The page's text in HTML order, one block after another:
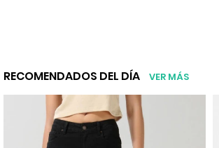
RECOMENDADOS DEL DÍA VER MÁS